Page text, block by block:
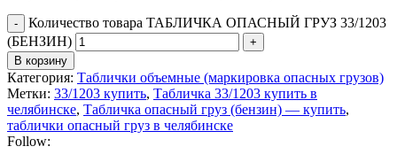
Количество товара ТАБЛИЧКА ОПАСНЫЙ ГРУЗ 33/1203
(БЕНЗИН)
В корзину
Категория: Таблички объемные (маркировка опасных грузов)
Метки: 33/1203 купить, Табличка 33/1203 купить в
челябинске, Табличка опасный груз (бензин) — купить,
таблички опасный груз в челябинске
Follow: